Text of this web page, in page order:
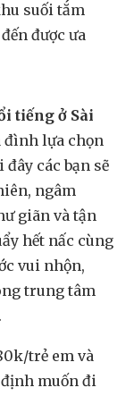
suối tắm
được ưa
tiếng ở Sài
đình lựa chọn
các bạn sẽ
ngâm
giãn và tận
hết nấc cùng
vui nhộn,
trung tâm
trẻ em và
muốn đi